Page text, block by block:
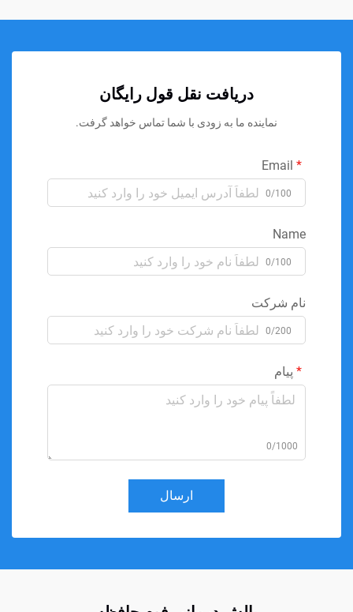
دریافت نقل قول رایگان
نماینده ما به زودی با شما تماس خواهد گرفت.
0/100
Name
0/100
نام شرکت
0/200
پیام
0/1000
ارسال